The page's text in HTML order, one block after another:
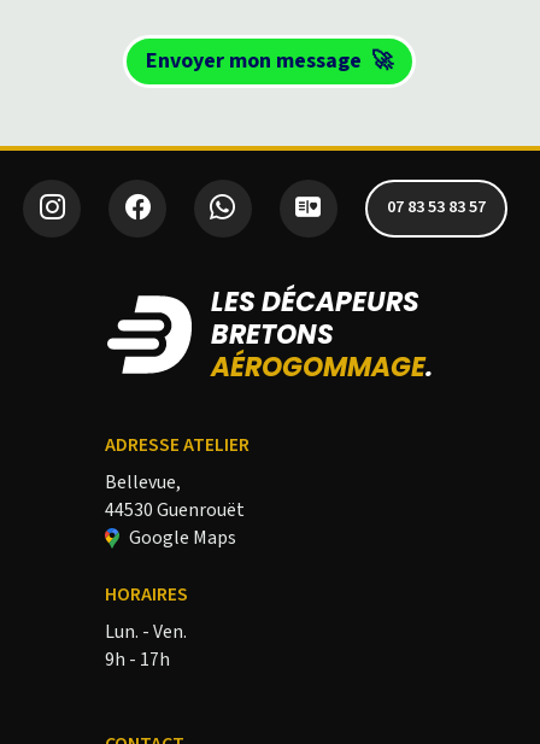
Envoyer mon message 🚀
07 83 53 83 57
LES DÉCAPEURS
BRETONS
AÉROGOMMAGE.
ADRESSE ATELIER
Bellevue,
44530 Guenrouët
Google Maps
HORAIRES
Lun. - Ven.
9h - 17h